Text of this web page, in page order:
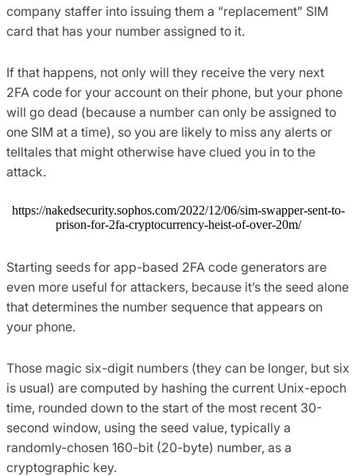
company staffer into issuing them a “replacement” SIM
card that has your number assigned to it.
If that happens, not only will they receive the very next
2FA code for your account on their phone, but your phone
will go dead (because a number can only be assigned to
one SIM at a time), so you are likely to miss any alerts or
telltales that might otherwise have clued you in to the
attack.
https://nakedsecurity.sophos.com/2022/12/06/sim-swapper-sent-to-
prison-for-2fa-cryptocurrency-heist-of-over-20m/
Starting seeds for app-based 2FA code generators are
even more useful for attackers, because it’s the seed alone
that determines the number sequence that appears on
your phone.
Those magic six-digit numbers (they can be longer, but six
is usual) are computed by hashing the current Unix-epoch
time, rounded down to the start of the most recent 30-
second window, using the seed value, typically a
randomly-chosen 160-bit (20-byte) number, as a
cryptographic key.